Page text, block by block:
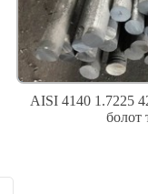
AISI 4140 1.7225
болот